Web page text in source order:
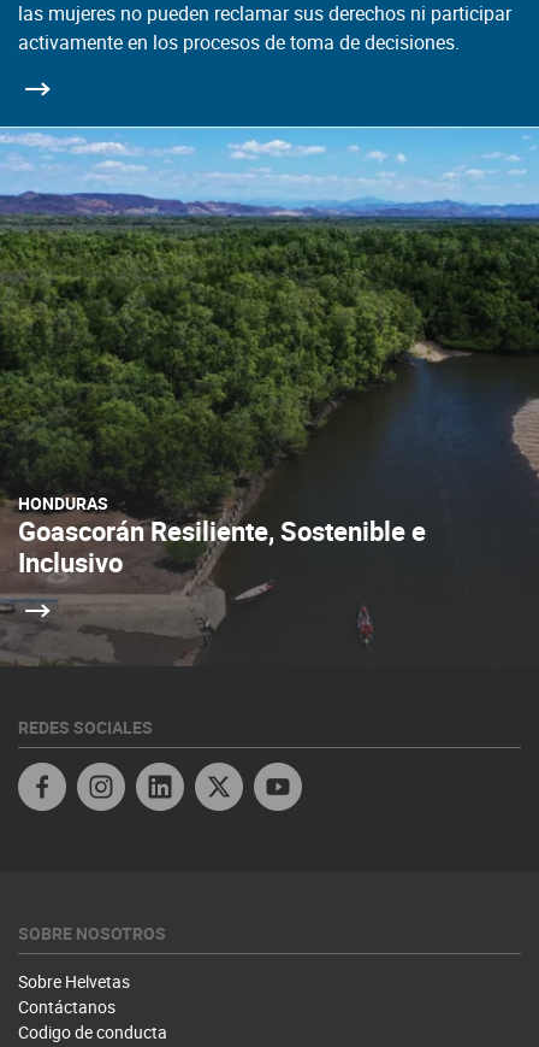
las mujeres no pueden reclamar sus derechos ni participar
activamente en los procesos de toma de decisiones.
HONDURAS
Goascorán Resiliente, Sostenible e
Inclusivo
REDES SOCIALES
Linkedin Twitter Honduras
SOBRE NOSOTROS
Sobre Helvetas
Contáctanos
Codigo de conducta